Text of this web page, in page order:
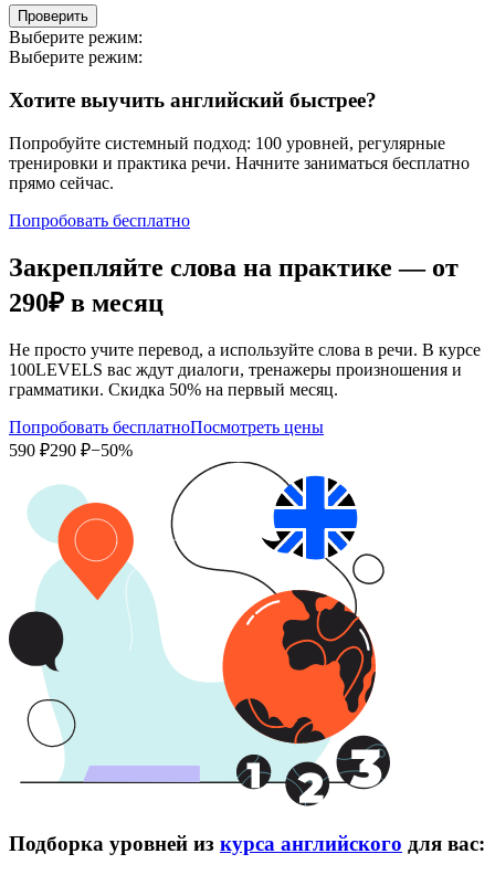
Проверить
Выберите режим:
Выберите режим:
Хотите выучить английский быстрее?
Попробуйте системный подход: 100 уровней, регулярные
тренировки и практика речи. Начните заниматься бесплатно
прямо сейчас.
Попробовать бесплатно
Закрепляйте слова на практике — от
290₽ в месяц
Не просто учите перевод, а используйте слова в речи. В курсе
100LEVELS вас ждут диалоги, тренажеры произношения и
грамматики. Скидка 50% на первый месяц.
Попробовать бесплатноПосмотреть цены
590 ₽290 ₽−50%
Подборка уровней из курса английского для вас: